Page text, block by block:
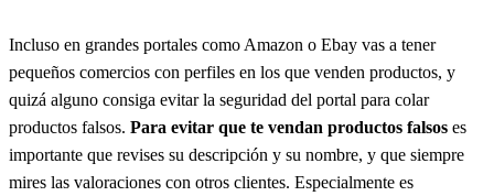
Incluso en grandes portales como Amazon o Ebay vas a tener
pequeños comercios con perfiles en los que venden productos, y
quizá alguno consiga evitar la seguridad del portal para colar
productos falsos. Para evitar que te vendan productos falsos es
importante que revises su descripción y su nombre, y que siempre
mires las valoraciones con otros clientes. Especialmente es